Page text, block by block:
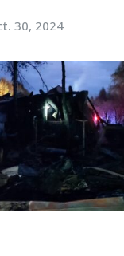
30, 2024